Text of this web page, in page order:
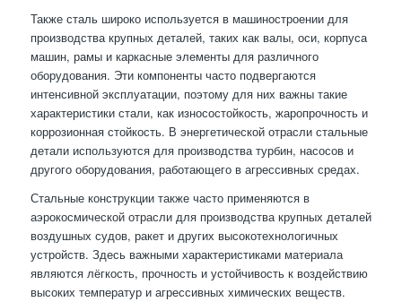
Также сталь широко используется в машиностроении для
производства крупных деталей, таких как валы, оси, корпуса
машин, рамы и каркасные элементы для различного
оборудования. Эти компоненты часто подвергаются
интенсивной эксплуатации, поэтому для них важны такие
характеристики стали, как износостойкость, жаропрочность и
коррозионная стойкость. В энергетической отрасли стальные
детали используются для производства турбин, насосов и
другого оборудования, работающего в агрессивных средах.
Стальные конструкции также часто применяются в
аэрокосмической отрасли для производства крупных деталей
воздушных судов, ракет и других высокотехнологичных
устройств. Здесь важными характеристиками материала
являются лёгкость, прочность и устойчивость к воздействию
высоких температур и агрессивных химических веществ.